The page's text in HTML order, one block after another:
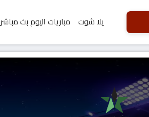
يلا شوت مباريات اليوم بث مباشر